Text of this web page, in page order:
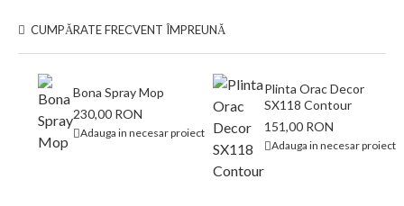
CUMPĂRATE FRECVENT ÎMPREUNĂ
Bona Spray Mop
230,00 RON
Adauga in necesar proiect
Plinta Orac Decor
SX118 Contour
151,00 RON
Adauga in necesar proiect